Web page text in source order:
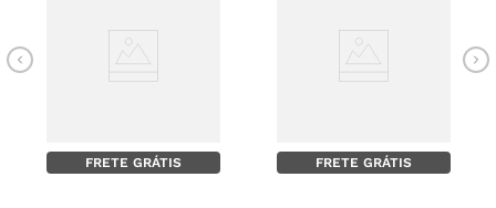
FRETE GRÁTIS FRETE GRÁTIS